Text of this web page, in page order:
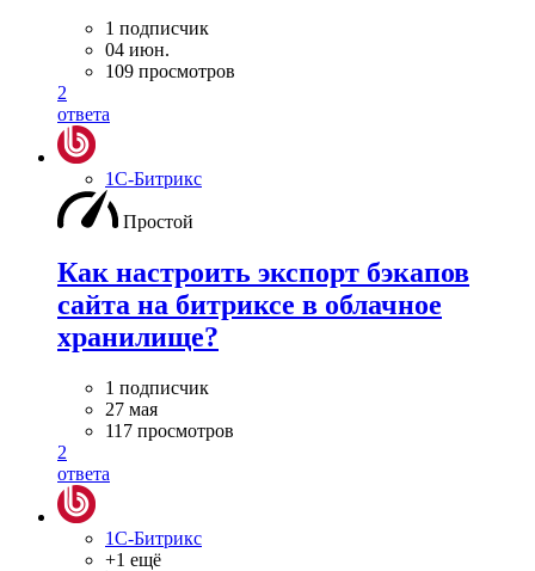
1 подписчик
04 июн.
109 просмотров
2
ответа
1С-Битрикс
Простой
Как настроить экспорт бэкапов
сайта на битриксе в облачное
хранилище?
1 подписчик
27 мая
117 просмотров
2
ответа
1С-Битрикс
+1 ещё